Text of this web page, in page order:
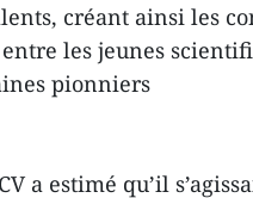
créant ainsi les
les jeunes
pionniers
a estimé qu’il